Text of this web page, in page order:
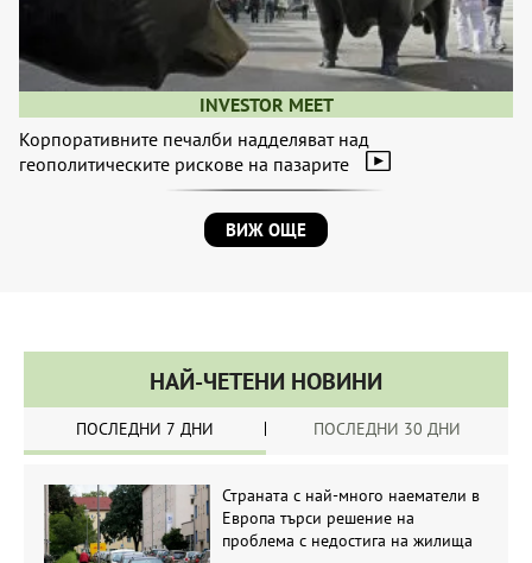
INVESTOR MEET
Корпоративните печалби надделяват над
геополитическите рискове на пазарите
ВИЖ ОЩЕ
НАЙ-ЧЕТЕНИ НОВИНИ
ПОСЛЕДНИ 7 ДНИ ПОСЛЕДНИ 30 ДНИ
Страната с най-много наематели в
Европа търси решение на
проблема с недостига на жилища